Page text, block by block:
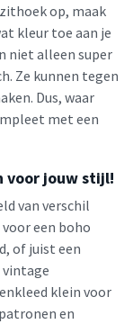
op, maak
kleur toe aan je
niet alleen super
Ze kunnen tegen
Dus, waar
met een
voor jouw stijl!
van verschil
een boho
of juist een
klein voor
en